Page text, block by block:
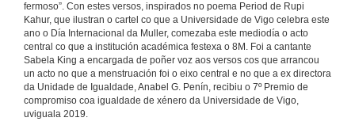
fermoso”. Con estes versos, inspirados no poema Period de Rupi
Kahur, que ilustran o cartel co que a Universidade de Vigo celebra este
ano o Día Internacional da Muller, comezaba este mediodía o acto
central co que a institución académica festexa o 8M. Foi a cantante
Sabela King a encargada de poñer voz aos versos cos que arrancou
un acto no que a menstruación foi o eixo central e no que a ex directora
da Unidade de Igualdade, Anabel G. Penín, recibiu o 7º Premio de
compromiso coa igualdade de xénero da Universidade de Vigo,
uviguala 2019.
8M. Día Internacional da Muller
6 de mar. de 2019